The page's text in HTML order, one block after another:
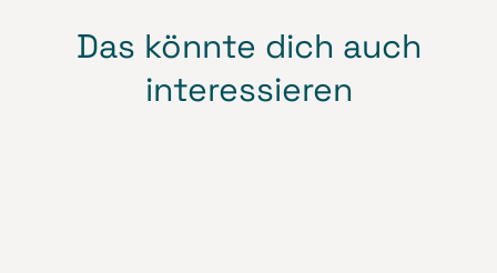
Das könnte dich auch
interessieren